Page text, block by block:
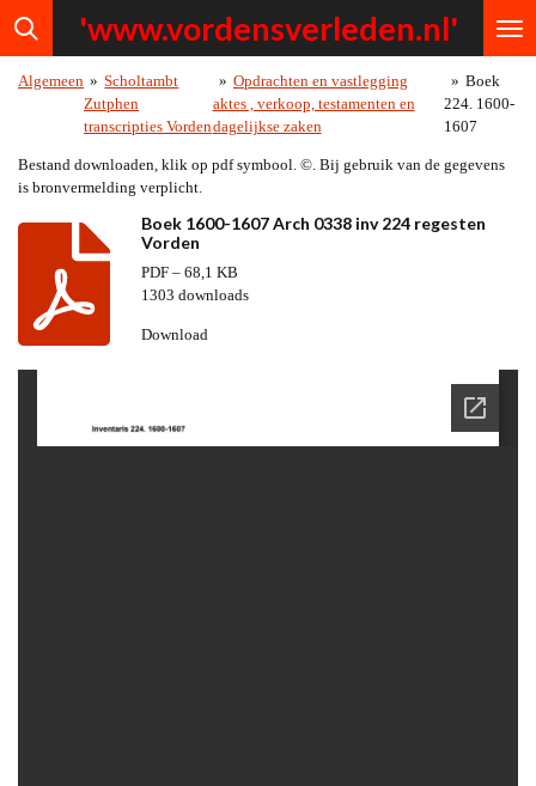
Ga
direct
de
hoofdinhoud
'www.vordensverleden.nl'
Algemeen » Scholtambt
Zutphen
transcripties Vorden
» Opdrachten en vastlegging
aktes , verkoop, testamenten en
dagelijkse zaken
» Boek
224. 1600-
1607
Bestand downloaden, klik op pdf symbool. ©. Bij gebruik van de gegevens
is bronvermelding verplicht.
Boek 1600-1607 Arch 0338 inv 224 regesten
Vorden
PDF – 68,1 KB
1303 downloads
Download